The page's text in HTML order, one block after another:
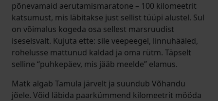
põnevamaid aerutamismaratone – 100 kilomeetrit
katsumust, mis läbitakse just sellist tüüpi alustel. Sul
on võimalus kogeda osa sellest marsruudist
iseseisvalt. Kujuta ette: sile veepeegel, linnuhääled,
rohelusse mattunud kaldad ja oma rütm. Täpselt
selline “puhkepäev, mis jääb meelde” elamus.
Matk algab Tamula järvelt ja suundub Võhandu
jõele. Võid läbida paarkümmend kilomeetrit mööda